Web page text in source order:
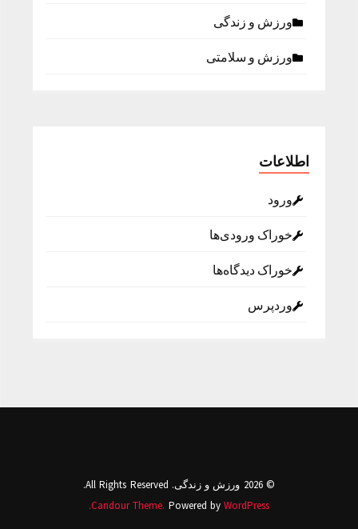
ورزش و زندگی
ورزش و سلامتی
اطلاعات
ورود
خوراک ورودی‌ها
خوراک دیدگاه‌ها
وردپرس
© 2026 ورزش و زندگی. All Rights Reserved.
Candour Theme. Powered byWordPress.